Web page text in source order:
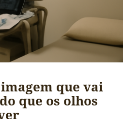
que vai
que os olhos